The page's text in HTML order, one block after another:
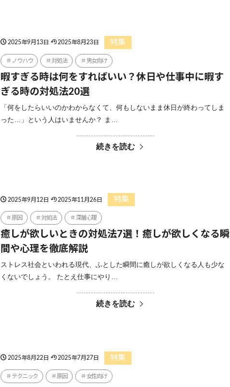
2025年9月13日 2025年8月23日 特集
ノウハウ 対処法 男女向け
暇すぎる時は何をすればいい？休日や仕事中に暇す
ぎる時の対処法20選
「何をしたらいいのかわからなくて、何もしないまま休日が終わってしま
った…」という人はいませんか？ ま…
続きを読む
2025年9月12日 2025年11月26日 特集
原因 対処法 深層心理
癒しが欲しいときの対処法7選！癒しが欲しくなる瞬
間や心理を徹底解説
ストレス社会といわれる現代、ふとした瞬間に癒しが欲しくなる人も少な
くないでしょう。 たとえ仕事にやり…
続きを読む
2025年8月22日 2025年7月27日 特集
テクニック 原因 女性向け